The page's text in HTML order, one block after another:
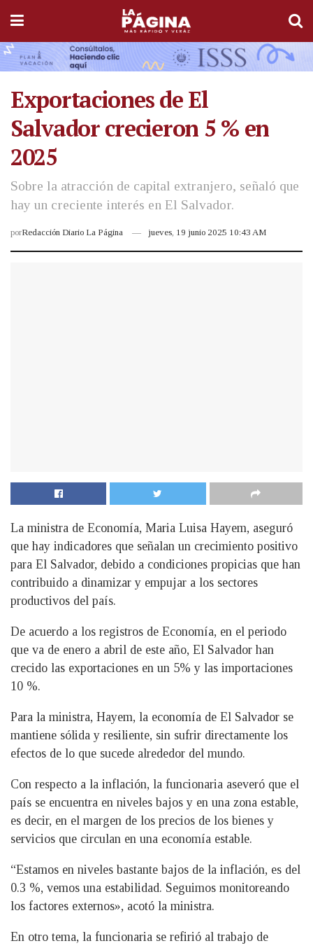
Exportaciones de El
Salvador crecieron 5 % en
2025
Sobre la atracción de capital extranjero, señaló que
hay un creciente interés en El Salvador.
porRedacción Diario La Página jueves, 19 junio 2025 10:43 AM
La ministra de Economía, Maria Luisa Hayem, aseguró
que hay indicadores que señalan un crecimiento positivo
para El Salvador, debido a condiciones propicias que han
contribuido a dinamizar y empujar a los sectores
productivos del país.
De acuerdo a los registros de Economía, en el periodo
que va de enero a abril de este año, El Salvador han
crecido las exportaciones en un 5% y las importaciones
10 %.
Para la ministra, Hayem, la economía de El Salvador se
mantiene sólida y resiliente, sin sufrir directamente los
efectos de lo que sucede alrededor del mundo.
Con respecto a la inflación, la funcionaria aseveró que el
país se encuentra en niveles bajos y en una zona estable,
es decir, en el margen de los precios de los bienes y
servicios que circulan en una economía estable.
“Estamos en niveles bastante bajos de la inflación, es del
0.3 %, vemos una estabilidad. Seguimos monitoreando
los factores externos», acotó la ministra.
En otro tema, la funcionaria se refirió al trabajo de